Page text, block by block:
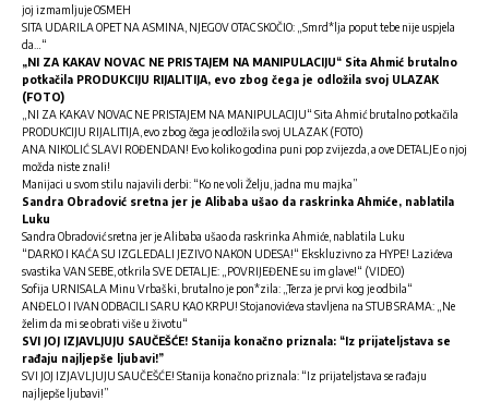
joj izmamljuje OSMEH
SITA UDARILA OPET NA ASMINA, NJEGOV OTAC SKOČIO: „Smrd*lja poput tebe nije uspjela
da…“
„NI ZA KAKAV NOVAC NE PRISTAJEM NA MANIPULACIJU“ Sita Ahmić brutalno
potkačila PRODUKCIJU RIJALITIJA, evo zbog čega je odložila svoj ULAZAK
(FOTO)
„NI ZA KAKAV NOVAC NE PRISTAJEM NA MANIPULACIJU“ Sita Ahmić brutalno potkačila
PRODUKCIJU RIJALITIJA, evo zbog čega je odložila svoj ULAZAK (FOTO)
ANA NIKOLIĆ SLAVI ROĐENDAN! Evo koliko godina puni pop zvijezda, a ove DETALJE o njoj
možda niste znaIi!
Manijaci u svom stilu najavili derbi: “Ko ne voli Želju, jadna mu majka”
Sandra Obradović sretna jer je Alibaba ušao da raskrinka Ahmiće, nablatila
Luku
Sandra Obradović sretna jer je Alibaba ušao da raskrinka Ahmiće, nablatila Luku
“DARKO I KAĆA SU IZGLEDALI JEZIVO NAKON UDESA!“ Ekskluzivno za HYPE! Lazićeva
svastika VAN SEBE, otkrila SVE DETALJE: „POVRIJEĐENE su im glave!“ (VIDEO)
Sofija URNISALA Minu Vrbaški, brutalno je pon*zila: „Terza je prvi kog je odbila“
ANĐELO I IVAN ODBACILI SARU KAO KRPU! Stojanovićeva stavljena na STUB SRAMA: „Ne
želim da mi se obrati više u životu“
SVI JOJ IZJAVLJUJU SAUČEŠĆE! Stanija konačno priznala: “Iz prijateljstava se
rađaju najljepše ljubavi!”
SVI JOJ IZJAVLJUJU SAUČEŠĆE! Stanija konačno priznala: “Iz prijateljstava se rađaju
najljepše ljubavi!”